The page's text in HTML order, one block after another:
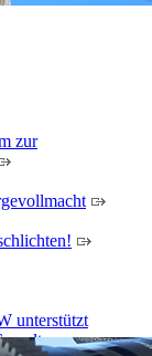
zur
unterstützt